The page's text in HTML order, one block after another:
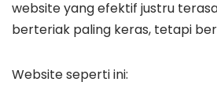
website yang efektif justru
berteriak paling keras, tetapi
Website seperti ini: